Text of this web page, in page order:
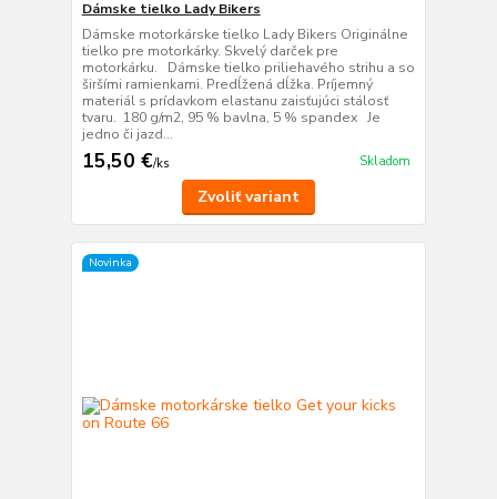
Dámske tielko Lady Bikers
Dámske motorkárske tielko Lady Bikers Originálne
tielko pre motorkárky. Skvelý darček pre
motorkárku. Dámske tielko priliehavého strihu a so
širšími ramienkami. Predĺžená dĺžka. Príjemný
materiál s prídavkom elastanu zaisťujúci stálosť
tvaru. 180 g/m2, 95 % bavlna, 5 % spandex Je
jedno či jazd...
15,50 €/ks Skladom
Zvoliť variant
Novinka